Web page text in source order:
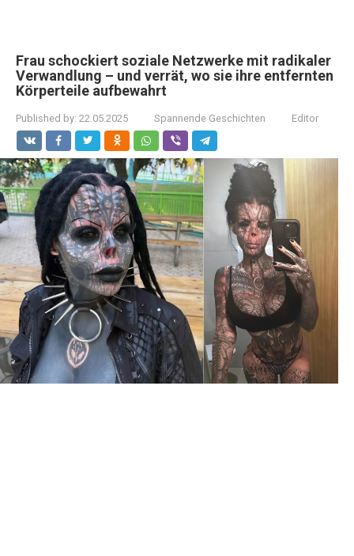
Frau schockiert soziale Netzwerke mit radikaler
Verwandlung – und verrät, wo sie ihre entfernten
Körperteile aufbewahrt
Published by: 22.05.2025 Spannende Geschichten Editor